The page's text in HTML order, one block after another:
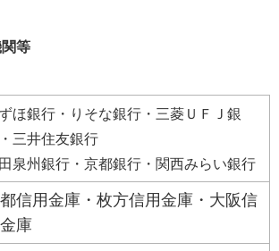
等
ほ銀行・りそな銀行 ・三菱ＵＦＪ銀
三井住友銀行
泉州銀行・京都銀行・関西みらい銀行
信用金庫・枚方信用金庫・大阪信
庫